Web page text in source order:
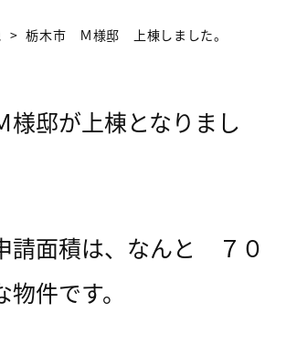
栃木市 Ｍ様邸 上棟しました。
邸が上棟となりまし
請面積は、なんと ７０
件です。